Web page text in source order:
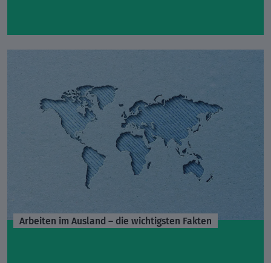
Arbeiten im Ausland – die wichtigsten Fakten